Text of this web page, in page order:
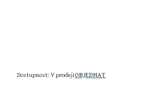
Dostupnost: V prodejiOBJEDNAT